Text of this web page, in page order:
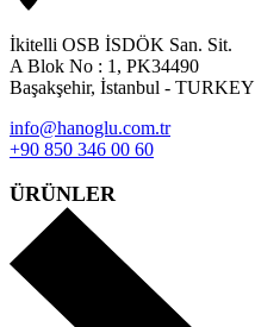
İkitelli OSB İSDÖK San. Sit.
A Blok No : 1, PK34490
Başakşehir, İstanbul - TURKEY
info@hanoglu.com.tr
+90 850 346 00 60
ÜRÜNLER